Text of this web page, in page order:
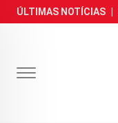
Skip
to
ÚLTIMAS NOTÍCIAS